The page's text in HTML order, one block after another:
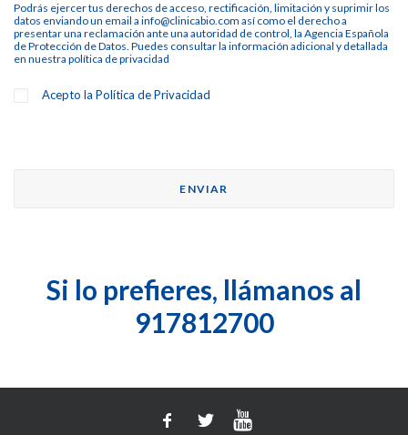
Podrás ejercer tus derechos de acceso, rectificación, limitación y suprimir los
datos enviando un email a info@clinicabio.com así como el derecho a
presentar una reclamación ante una autoridad de control, la Agencia Española
de Protección de Datos. Puedes consultar la información adicional y detallada
en nuestra política de privacidad
Acepto laPolítica de Privacidad
Si lo prefieres, llámanos al
917812700